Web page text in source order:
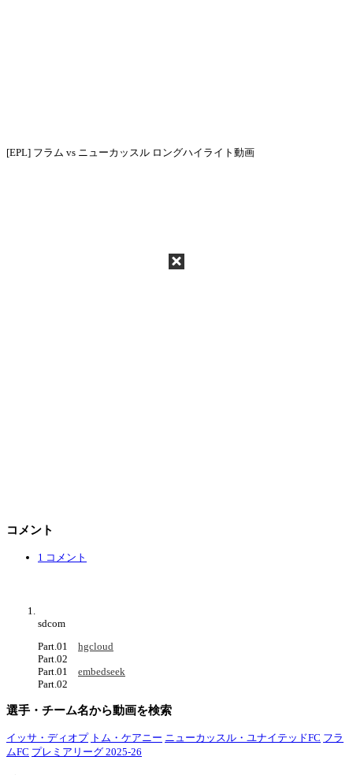
[EPL] フラム vs ニューカッスル ロングハイライト動画
コメント
1 コメント
sdcom
Part.01 hgcloud
Part.02
Part.01 embedseek
Part.02
選手・チーム名から動画を検索
イッサ・ディオプ トム・ケアニー ニューカッスル・ユナイテッドFC フラ
ムFC プレミアリーグ 2025-26